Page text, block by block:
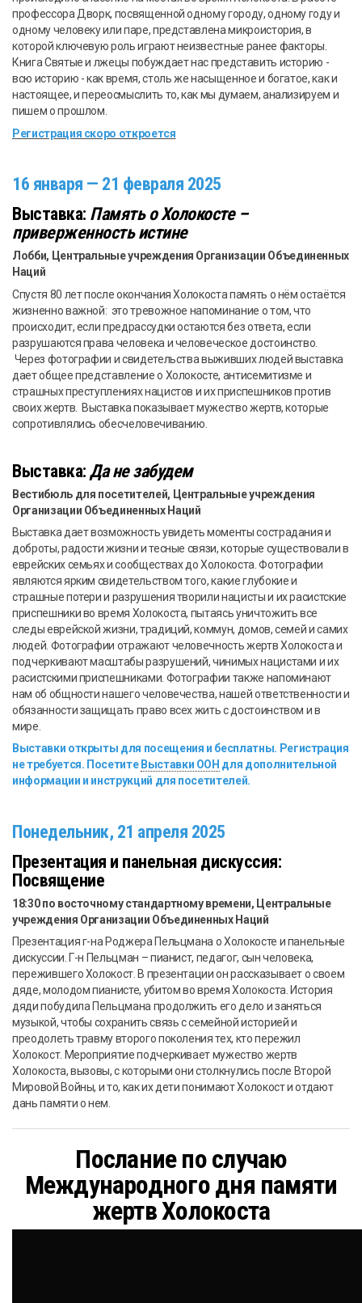
профессора Дворк, посвященной одному городу, одному году и
одному человеку или паре, представлена микроистория, в
которой ключевую роль играют неизвестные ранее факторы.
Книга Святые и лжецы побуждает нас представить историю -
всю историю - как время, столь же насыщенное и богатое, как и
настоящее, и переосмыслить то, как мы думаем, анализируем и
пишем о прошлом.
Регистрация скоро откроется
16 января — 21 февраля 2025
Выставка: Память о Холокосте –
приверженность истине
Лобби, Центральные учреждения Организации Объединенных
Наций
Спустя 80 лет после окончания Холокоста память о нём остаётся
жизненно важной: это тревожное напоминание о том, что
происходит, если предрассудки остаются без ответа, если
разрушаются права человека и человеческое достоинство.
Через фотографии и свидетельства выживших людей выставка
дает общее представление о Холокосте, антисемитизме и
страшных преступлениях нацистов и их приспешников против
своих жертв. Выставка показывает мужество жертв, которые
сопротивлялись обесчеловечиванию.
Выставка: Да не забудем
Вестибюль для посетителей, Центральные учреждения
Организации Объединенных Наций
Выставка дает возможность увидеть моменты сострадания и
доброты, радости жизни и тесные связи, которые существовали в
еврейских семьях и сообществах до Холокоста. Фотографии
являются ярким свидетельством того, какие глубокие и
страшные потери и разрушения творили нацисты и их расистские
приспешники во время Холокоста, пытаясь уничтожить все
следы еврейской жизни, традиций, коммун, домов, семей и самих
людей. Фотографии отражают человечность жертв Холокоста и
подчеркивают масштабы разрушений, чинимых нацистами и их
расистскими приспешниками. Фотографии также напоминают
нам об общности нашего человечества, нашей ответственности и
обязанности защищать право всех жить с достоинством и в
мире.
Выставки открыты для посещения и бесплатны. Регистрация
не требуется. Посетите Выставки ООН для дополнительной
информации и инструкций для посетителей.
Понедельник, 21 апреля 2025
Презентация и панельная дискуссия:
Посвящение
18:30 по восточному стандартному времени, Центральные
учреждения Организации Объединенных Наций
Презентация г-на Роджера Пельцмана о Холокосте и панельные
дискуссии. Г-н Пельцман – пианист, педагог, сын человека,
пережившего Холокост. В презентации он рассказывает о своем
дяде, молодом пианисте, убитом во время Холокоста. История
дяди побудила Пельцмана продолжить его дело и заняться
музыкой, чтобы сохранить связь с семейной историей и
преодолеть травму второго поколения тех, кто пережил
Холокост. Мероприятие подчеркивает мужество жертв
Холокоста, вызовы, с которыми они столкнулись после Второй
Мировой Войны, и то, как их дети понимают Холокост и отдают
дань памяти о нем.
Послание по случаю
Международного дня памяти
жертв Холокоста